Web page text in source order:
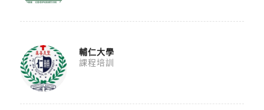
輔仁大學
課程培訓